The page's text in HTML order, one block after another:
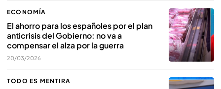
ECONOMÍA
El ahorro para los españoles por el plan
anticrisis del Gobierno: no va a
compensar el alza por la guerra
20/03/2026
TODO ES MENTIRA